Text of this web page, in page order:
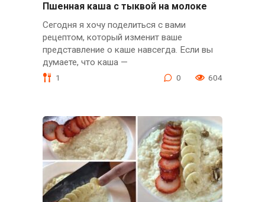
Пшенная каша с тыквой на молоке
Сегодня я хочу поделиться с вами
рецептом, который изменит ваше
представление о каше навсегда. Если вы
думаете, что каша —
1 0 604